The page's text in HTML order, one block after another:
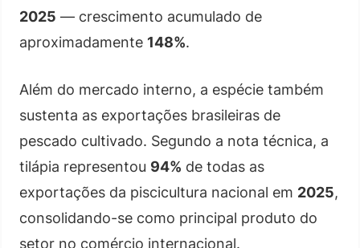
2025 — crescimento acumulado de
aproximadamente 148%.
Além do mercado interno, a espécie também
sustenta as exportações brasileiras de
pescado cultivado. Segundo a nota técnica, a
tilápia representou 94% de todas as
exportações da piscicultura nacional em 2025,
consolidando-se como principal produto do
setor no comércio internacional.